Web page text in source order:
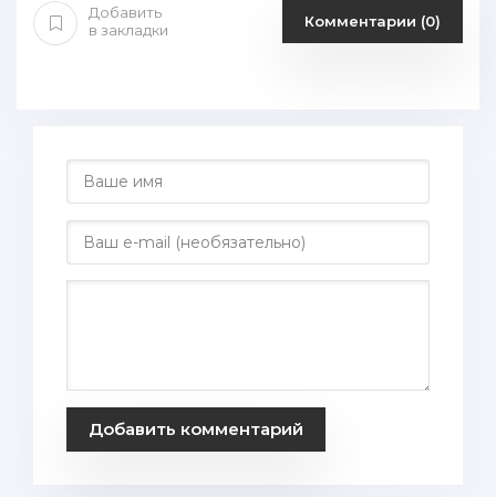
Добавить
в закладки
Комментарии (0)
Добавить комментарий